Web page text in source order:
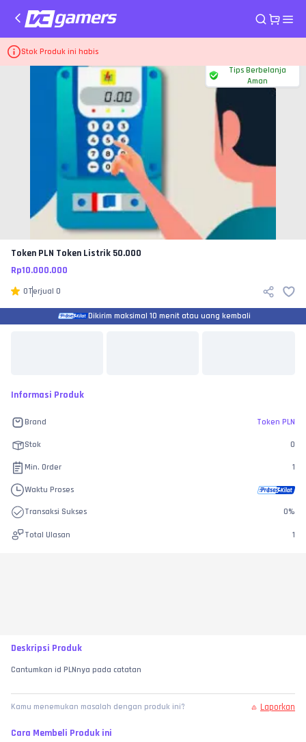
Stok Produk ini habis
Home Pulsa dan PLN Token PLN
Tips Berbelanja
Aman
Token PLN Token Listrik 50.000
Rp10.000.000
0Terjual 0
Dikirim maksimal 10 menit atau uang kembali
Informasi Produk
Brand Token PLN
Stok 0
Min. Order 1
Waktu Proses
Transaksi Sukses 0%
Total Ulasan 1
Deskripsi Produk
Cantumkan id PLNnya pada catatan
Kamu menemukan masalah dengan produk ini? Laporkan
Cara Membeli Produk ini